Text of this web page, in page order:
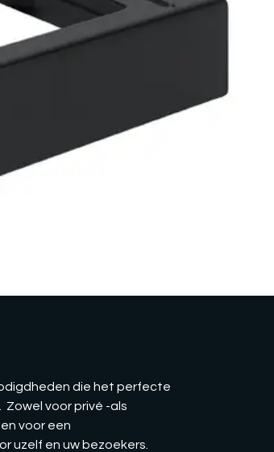
die het perfecte
voor privé -als
voor een
uzelf en uw bezoekers.